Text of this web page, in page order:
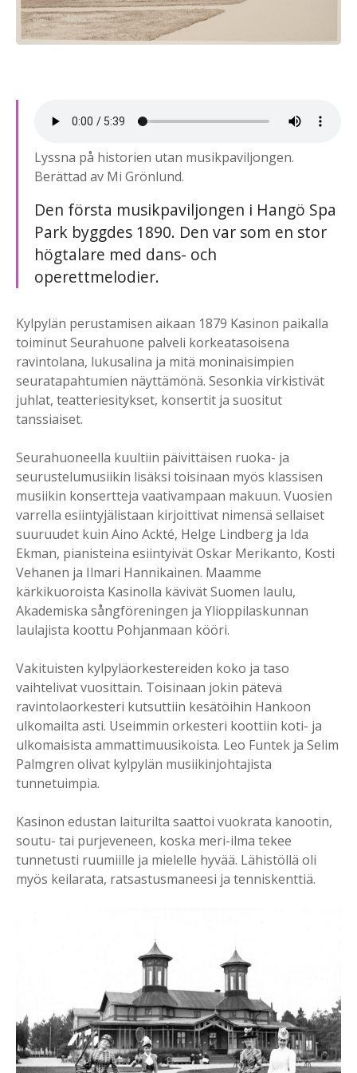
Lyssna på historien utan musikpaviljongen.
Berättad av Mi Grönlund.
Den första musikpaviljongen i Hangö Spa
Park byggdes 1890. Den var som en stor
högtalare med dans- och
operettmelodier.
Kylpylän perustamisen aikaan 1879 Kasinon paikalla
toiminut Seurahuone palveli korkeatasoisena
ravintolana, lukusalina ja mitä moninaisimpien
seuratapahtumien näyttämönä. Sesonkia virkistivät
juhlat, teatteriesitykset, konsertit ja suositut
tanssiaiset.
Seurahuoneella kuultiin päivittäisen ruoka- ja
seurustelumusiikin lisäksi toisinaan myös klassisen
musiikin konsertteja vaativampaan makuun. Vuosien
varrella esiintyjälistaan kirjoittivat nimensä sellaiset
suuruudet kuin Aino Ackté, Helge Lindberg ja Ida
Ekman, pianisteina esiintyivät Oskar Merikanto, Kosti
Vehanen ja Ilmari Hannikainen. Maamme
kärkikuoroista Kasinolla kävivät Suomen laulu,
Akademiska sångföreningen ja Ylioppilaskunnan
laulajista koottu Pohjanmaan kööri.
Vakituisten kylpyläorkestereiden koko ja taso
vaihtelivat vuosittain. Toisinaan jokin pätevä
ravintolaorkesteri kutsuttiin kesätöihin Hankoon
ulkomailta asti. Useimmin orkesteri koottiin koti- ja
ulkomaisista ammattimuusikoista. Leo Funtek ja Selim
Palmgren olivat kylpylän musiikinjohtajista
tunnetuimpia.
Kasinon edustan laiturilta saattoi vuokrata kanootin,
soutu- tai purjeveneen, koska meri-ilma tekee
tunnetusti ruumiille ja mielelle hyvää. Lähistöllä oli
myös keilarata, ratsastusmaneesi ja tenniskenttiä.